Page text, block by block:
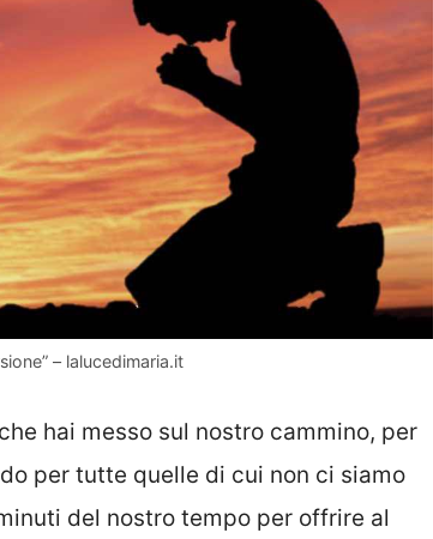
– lalucedimaria.it
hai messo sul nostro cammino, per
per tutte quelle di cui non ci siamo
del nostro tempo per offrire al